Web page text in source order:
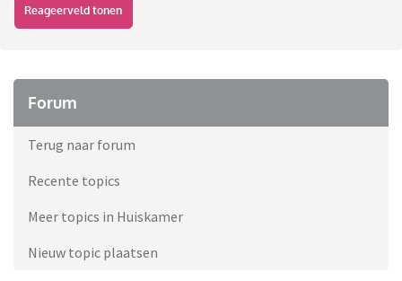
Reageerveld tonen
Forum
Terug naar forum
Recente topics
Meer topics in Huiskamer
Nieuw topic plaatsen